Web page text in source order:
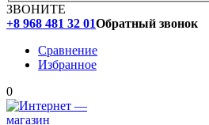
ЗВОНИТЕ
+8 968 481 32 01Обратный звонок
Сравнение
Избранное
0